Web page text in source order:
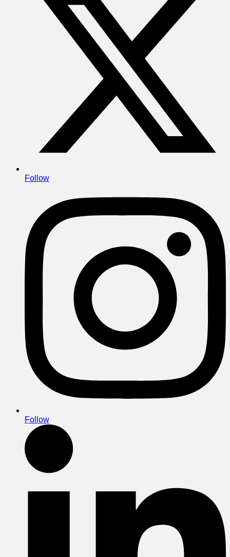
Follow
Follow